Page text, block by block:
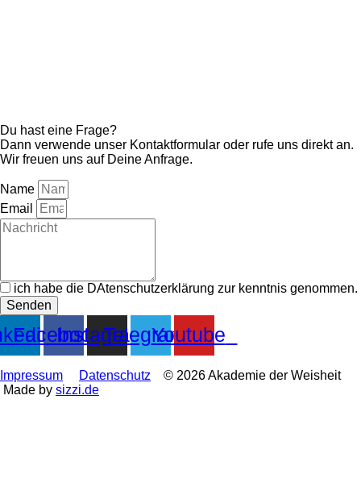
Du hast eine Frage?
Dann verwende unser Kontaktformular oder rufe uns direkt an.
Wir freuen uns auf Deine Anfrage.
Name
Email
ich habe die DAtenschutzerklärung zur kenntnis genommen.
Senden
Facebook
Instagram
TelegramYoutube
Impressum Datenschutz © 2026 Akademie der Weisheit
Made by sizzi.de